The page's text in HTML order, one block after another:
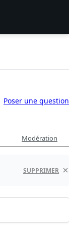
Poser une question
Modération
SUPPRIMER